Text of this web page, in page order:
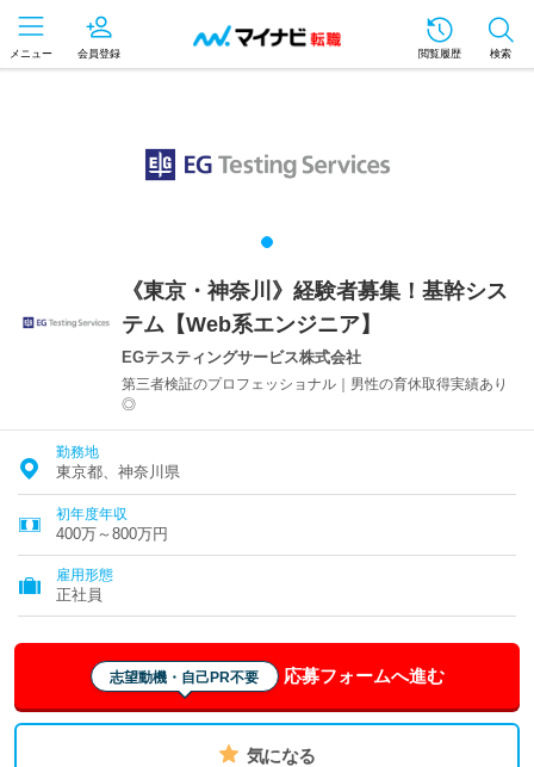
メニュー 会員登録 閲覧履歴 検索
《東京・神奈川》経験者募集！基幹シス
テム【Web系エンジニア】
EGテスティングサービス株式会社
第三者検証のプロフェッショナル｜男性の育休取得実績あり
◎
勤務地
東京都、神奈川県
初年度年収
400万～800万円
雇用形態
正社員
志望動機・自己PR不要 応募フォームへ進む
気になる